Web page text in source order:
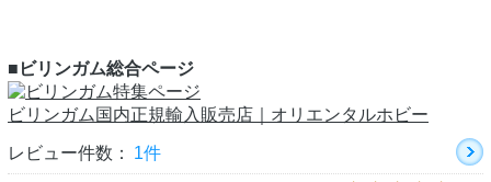
■ビリンガム総合ページ
ビリンガム国内正規輸入販売店｜オリエンタルホビー
レビュー件数： 1件